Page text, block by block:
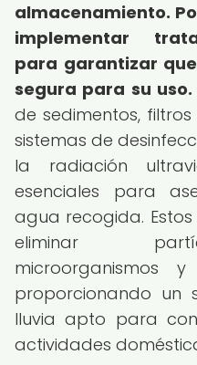
almacenamiento.
implementar
para garantizar
segura para su uso.
de sedimentos,
sistemas de
la radiación
esenciales para
agua recogida.
eliminar
microorganismos
proporcionando un
lluvia apto para
actividades